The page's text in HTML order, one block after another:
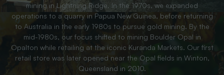
mining in Lightning Ridge. In the 1970s, we expanded
operations to a quarry in Papua New Guinea, before returning
to Australia in the early 1980s to pursue gold mining. By the
mid-1980s, our focus shifted to mining Boulder Opal in
Opalton while retailing at the iconic Kuranda Markets. Our first
retail store was later opened near the Opal fields in Winton,
Queensland in 2010.